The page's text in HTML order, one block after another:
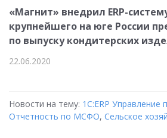
«Магнит» внедрил ERP-
крупнейшего на юге России
по выпуску кондитерских
22.06.2020
Новости на тему: 1С:ERP Управление
Отчетность по МСФО, Сельское